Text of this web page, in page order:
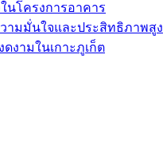
นโครงการอาคาร
มมั่นใจและประสิทธิภาพสูง
งามในเกาะภูเก็ต